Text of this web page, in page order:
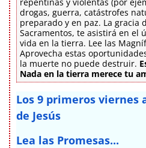
drogas, guerra, catástrofes
preparado y en paz. La gracia
Sacramentos, te asistirá en el
vida en la tierra. Lee las
Aprovecha estas
la muerte no puede destruir.
Nada en la tierra merece tu
Los 9 primeros viernes
de Jesús
Lea las Promesas...